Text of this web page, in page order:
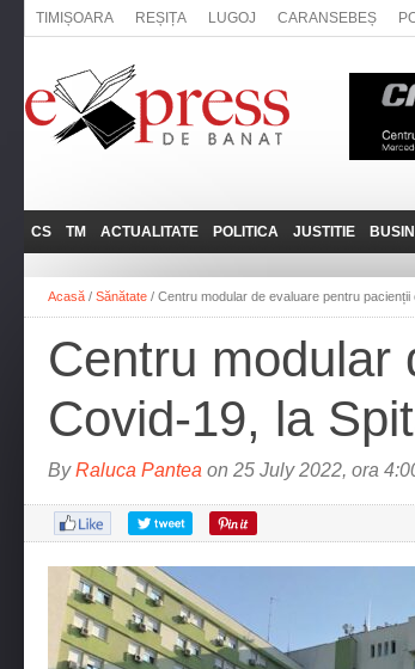
TIMIȘOARA REȘIȚA LUGOJ CARANSEBEȘ
CS
REȘIȚA
CARANSEBEȘ
ANINA
BOCŞA
ORAVIȚA
OȚELU ROŞU
TM
LUGOJ
TIMIȘOARA
ACTUALITATE
ADMINISTRATIE
NAȚIONAL
SOCIAL
POLITICA
EXPRESSLIVE
INTERVIURILE
JUSTITIE
Acasă / Sănătate / Centru modular de evaluare pentru
Centru modular
Covid-19, la
ByRaluca Pantea on 25 July 2022, ora